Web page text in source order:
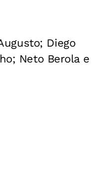
Diego
Neto Berola e